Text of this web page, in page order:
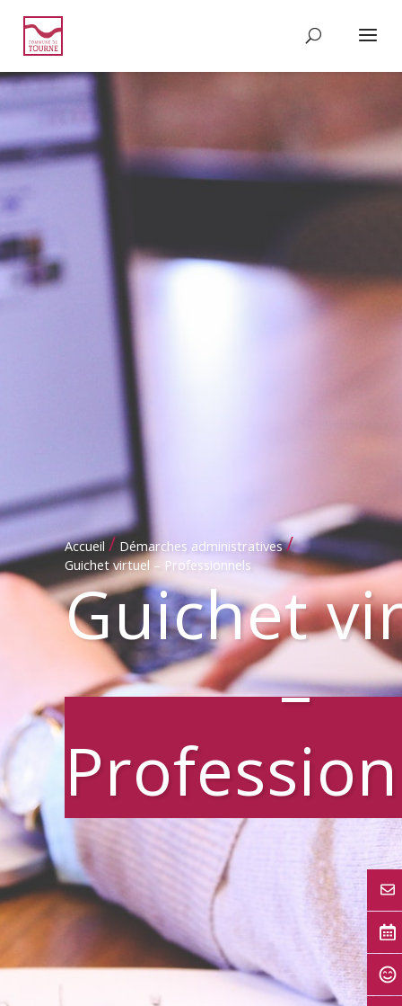
Accueil / Démarches administratives /
Guichet virtuel – Professionnels
Guichet
–